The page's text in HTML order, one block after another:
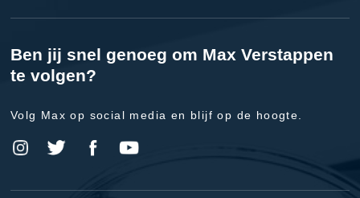
Ben jij snel genoeg om Max Verstappen
te volgen?
Volg Max op social media en blijf op de hoogte.